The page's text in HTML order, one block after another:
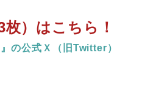
）はこちら！
の公式Ｘ（旧Twitter）